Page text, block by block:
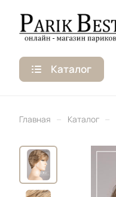
Каталог
Главная – Каталог –